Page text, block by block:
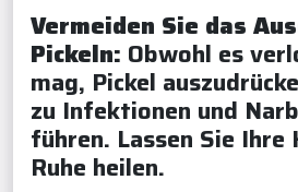
Vermeiden Sie das
Pickeln: Obwohl es
mag, Pickel
zu Infektionen und
führen. Lassen Sie
Ruhe heilen.